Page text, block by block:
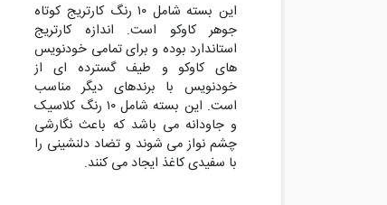
این بسته شامل ۱۰ رنگ کارتریج کوتاه
جوهر کاوکو است. اندازه کارتریج
استاندارد بوده و برای تمامی خودنویس
های کاوکو و طیف گسترده ای از
خودنویس با برندهای دیگر مناسب
است. این بسته شامل ۱۰ رنگ کلاسیک
و جاودانه می باشد که باعث نگارشی
چشم نواز می شوند و تضاد دلنشینی را